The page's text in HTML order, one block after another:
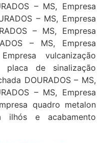
– MS, Empresa
– MS, Empresa
– MS, Empresa
– MS, Empresa
vulcanização
placa de sinalização
DOURADOS – MS,
– MS, Empresa
quadro metalon
ilhós e acabamento